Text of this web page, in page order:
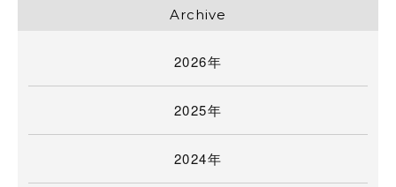
Archive
2026年
2025年
2024年